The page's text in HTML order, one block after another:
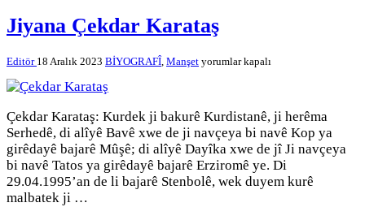
Jiyana Çekdar Karataş
Editör 18 Aralık 2023 BİYOGRAFÎ, Manşet Jiyana
yorumlar kapalı
Çekdar Karataş: Kurdek ji bakurê Kurdistanê, ji herêma
Serhedê, di alîyê Bavê xwe de ji navçeya bi navê Kop ya
girêdayê bajarê Mûşê; di alîyê Dayîka xwe de jî Ji navçeya
bi navê Tatos ya girêdayê bajarê Erziromê ye. Di
29.04.1995’an de li bajarê Stenbolê, wek duyem kurê
malbatek ji …